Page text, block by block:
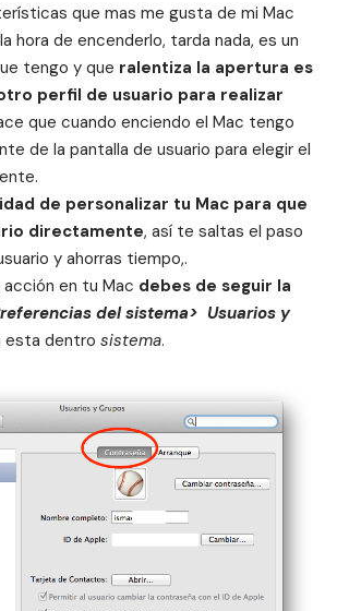
que mas me gusta de mi Mac
hora de encenderlo, tarda nada, es un
tengo y que ralentiza la apertura es
perfil de usuario para realizar
que cuando enciendo el Mac tengo
de la pantalla de usuario para elegir el
de personalizar tu Mac para que
directamente, así te saltas el paso
y ahorras tiempo,.
en tu Mac debes de seguir la
del sistema> Usuarios y
esta dentro sistema.